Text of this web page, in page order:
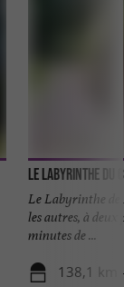
Le Labyrinthe du
Le Labyrinthe
les autres, à deux
minutes de ...
138,1 km